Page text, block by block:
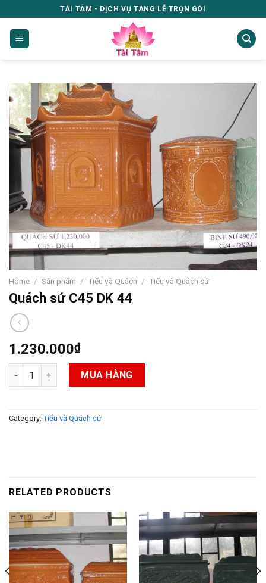
to
content
TÀI TÂM - DỊCH VỤ TANG LỄ TRỌN GÓI
Home / Sản phẩm / Tiểu và Quách / Tiểu và Quách sứ
Quách sứ C45 DK 44
1.230.000₫
Quách sứ C45 DK 44 quantity
MUA HÀNG
Category: Tiểu và Quách sứ
RELATED PRODUCTS